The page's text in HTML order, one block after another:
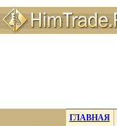
ГЛАВНАЯ